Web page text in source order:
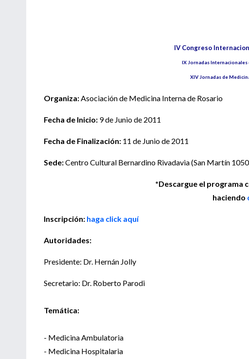
IV Congreso
IX Jornadas
XIV Jornadas de
Organiza: Asociación de Medicina Interna de Rosario
Fecha de Inicio: 9 de Junio de 2011
Fecha de Finalización: 11 de Junio de 2011
Sede:Centro Cultural Bernardino Rivadavia (San Martín
*Descargue el programa
haciendo
Inscripción: haga click aquí
Autoridades:
Presidente: Dr. Hernán Jolly
Secretario: Dr. Roberto Parodi
Temática:
- Medicina Ambulatoria
- Medicina Hospitalaria